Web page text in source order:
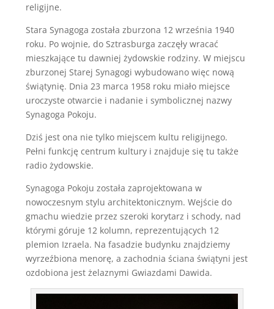
religijne.
Stara Synagoga została zburzona 12 września 1940
roku. Po wojnie, do Sztrasburga zaczęły wracać
mieszkające tu dawniej żydowskie rodziny. W miejscu
zburzonej Starej Synagogi wybudowano więc nową
świątynię. Dnia 23 marca 1958 roku miało miejsce
uroczyste otwarcie i nadanie i symbolicznej nazwy
Synagoga Pokoju.
Dziś jest ona nie tylko miejscem kultu religijnego.
Pełni funkcję centrum kultury i znajduje się tu także
radio żydowskie.
Synagoga Pokoju została zaprojektowana w
nowoczesnym stylu architektonicznym. Wejście do
gmachu wiedzie przez szeroki korytarz i schody, nad
którymi góruje 12 kolumn, reprezentujących 12
plemion Izraela. Na fasadzie budynku znajdziemy
wyrzeźbiona menorę, a zachodnia ściana świątyni jest
ozdobiona jest żelaznymi Gwiazdami Dawida.